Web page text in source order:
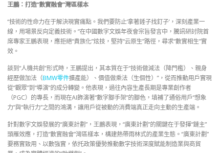
王鵬：打造“數實融會”灣區樣本
“技術的性命力在于解決現實痛點。我們要防止‘拿著錘子找釘子’，深刻產業一
線，用場景反向定義技術。”在中國數字文娛年夜會宗旨發言中，騰訊研討院首
席專家王鵬表現，應拒絕“貴族化”炫技，堅持“云原生”路徑，尋求“數實相生”實
效。
談到“人機共創”形式時，王鵬提出，其本質在于“技術做減法（降門檻）、親身
經歷做加法（BMW零件擴產能）、價值做乘法（生個性）”，從而推動用戶實現
從“觀眾”到“導演”的成分轉變。他表現，過往內容生產長期是專業創作者
（PGC）的專長，而現在AI飾演著“數字腳手架”的腳色，填補了通俗用戶“想象
力”與“執行力”之間的鴻溝，讓用戶從被動的消費端真正走向主動的生產端。
針對數字文娛發展的“廣東計劃”，王鵬表現，“廣東計劃”的關鍵在于發揮“鏈主”
頭雁效應，打造“數實融會”灣區樣本，構建熱帶雨林式的產業生態。“廣東計劃”
要務實致用、以數強實，依托政策優勢推動數字技術深度賦能制造業與商貿